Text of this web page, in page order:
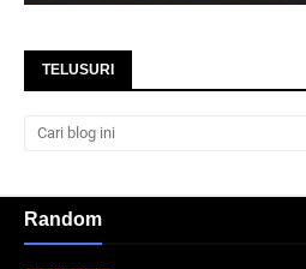
TELUSURI
Random